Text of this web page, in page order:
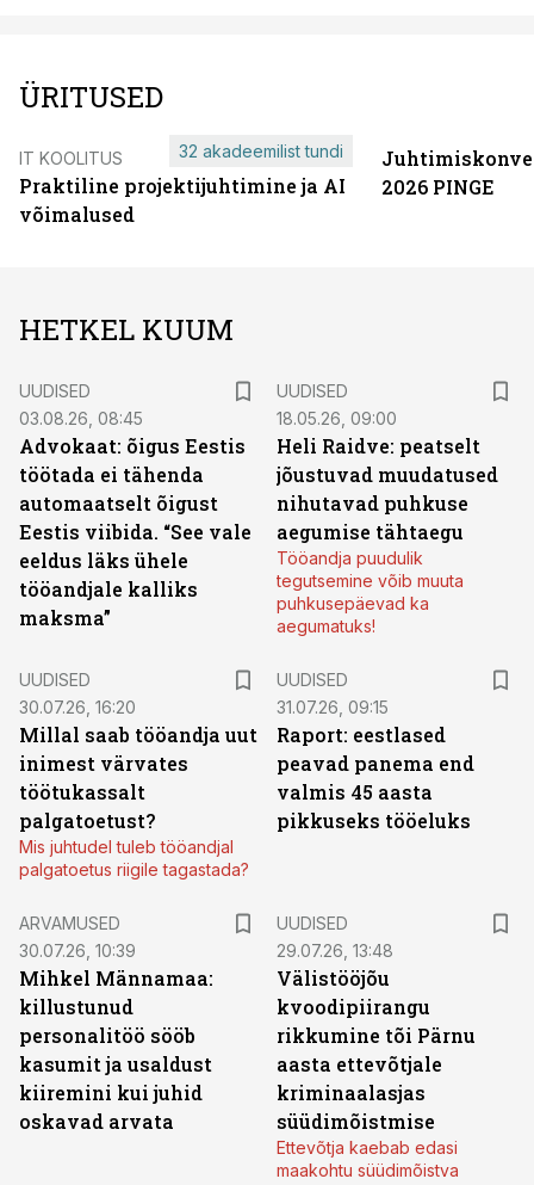
ÜRITUSED
IT KOOLITUS
Praktiline projektijuhtimine ja AI
võimalused
32 akadeemilist tundi
2026 PINGE
HETKEL KUUM
UUDISED
03.08.26, 08:45
Advokaat: õigus Eestis
töötada ei tähenda
automaatselt õigust
Eestis viibida. “See vale
eeldus läks ühele
tööandjale kalliks
maksma”
UUDISED
18.05.26, 09:00
Heli Raidve: peatselt
jõustuvad muudatused
nihutavad puhkuse
aegumise tähtaegu
Tööandja puudulik
tegutsemine võib muuta
puhkusepäevad ka
aegumatuks!
UUDISED
30.07.26, 16:20
Millal saab tööandja uut
inimest värvates
töötukassalt
palgatoetust?
Mis juhtudel tuleb tööandjal
palgatoetus riigile tagastada?
UUDISED
31.07.26, 09:15
Raport: eestlased
peavad panema end
valmis 45 aasta
pikkuseks tööeluks
ARVAMUSED
30.07.26, 10:39
Mihkel Männamaa:
killustunud
personalitöö sööb
kasumit ja usaldust
kiiremini kui juhid
oskavad arvata
UUDISED
29.07.26, 13:48
Välistööjõu
kvoodipiirangu
rikkumine tõi Pärnu
aasta ettevõtjale
kriminaalasjas
süüdimõistmise
Ettevõtja kaebab edasi
maakohtu süüdimõistva